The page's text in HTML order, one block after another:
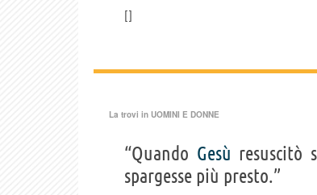
La trovi in UOMINI E DONNE
“Quando Gesù resuscitò
spargesse più presto.”